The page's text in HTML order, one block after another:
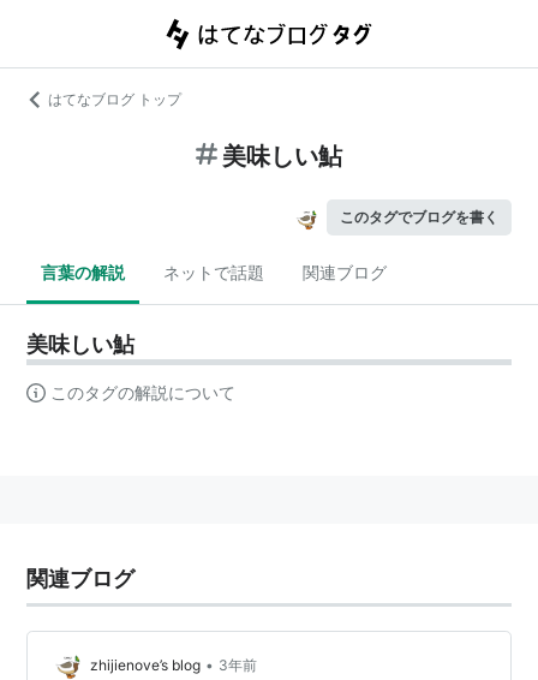
はてなブログ トップ
美味しい鮎
このタグでブログを書く
言葉の解説 ネットで話題 関連ブログ
美味しい鮎
このタグの解説について
関連ブログ
zhijienove’s blog • 3年前